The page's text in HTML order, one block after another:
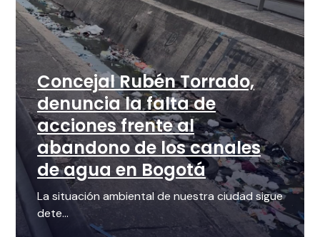
Concejal Rubén Torrado,
denuncia la falta de
acciones frente al
abandono de los canales
de agua en Bogotá
La situación ambiental de nuestra ciudad sigue
dete...